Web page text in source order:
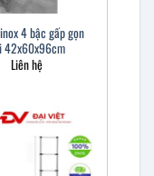
4 bậc gấp gọn
42x60x96cm
Liên hệ